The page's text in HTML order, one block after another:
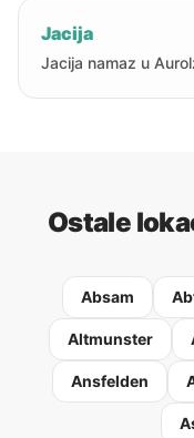
Jacija
Jacija namaz u
Ostale
Absam
Altmunster
Ansfelden